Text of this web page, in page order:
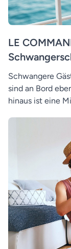
LE
Schwangere
sind an Bord
hinaus ist eine